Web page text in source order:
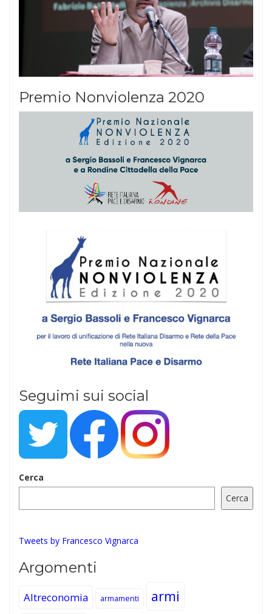
Premio Nonviolenza 2020
Seguimi sui social
Cerca
Cerca
Tweets by Francesco Vignarca
Argomenti
Altreconomia armamenti armi